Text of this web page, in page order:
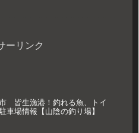
ーリンク
皆生漁港！釣れる魚、トイ
車場情報【山陰の釣り場】